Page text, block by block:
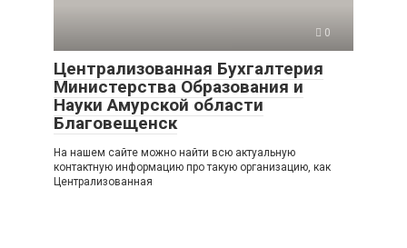
0
Централизованная Бухгалтерия
Министерства Образования и
Науки Амурской области
Благовещенск
На нашем сайте можно найти всю актуальную
контактную информацию про такую организацию, как
Централизованная